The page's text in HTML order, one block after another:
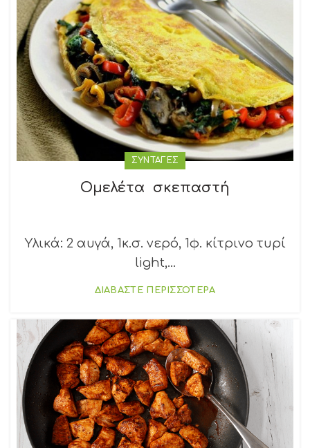
ΣΥΝΤΑΓΕΣ
Ομελέτα σκεπαστή
Υλικά: 2 αυγά, 1κ.σ. νερό, 1φ. κίτρινο τυρί
light,...
ΔΙΑΒΑΣΤΕ ΠΕΡΙΣΣΟΤΕΡΑ